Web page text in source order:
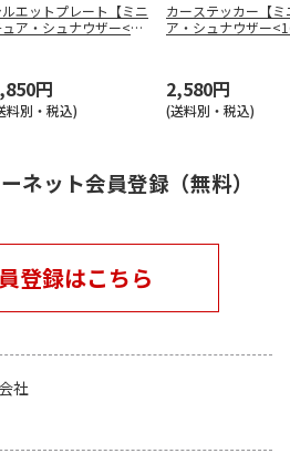
ルエットプレート【ミニ
ュア・シュナウザー<16
円
料別・税込)
カーステッカー【ミ
ア・シュナウザー
2,580円
(送料別・税込)
ネット会員登録（無料）
登録はこちら
社